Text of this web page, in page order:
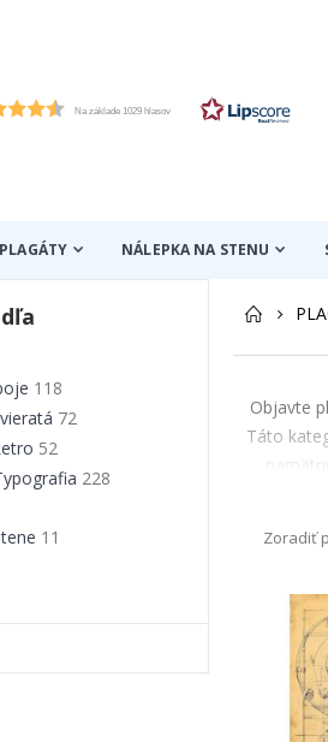
Na základe 1029 hlasov
PLAGÁTY NÁLEPKA NA STENU
Objavte
Táto
Zoradiť
118
72
52
228
11